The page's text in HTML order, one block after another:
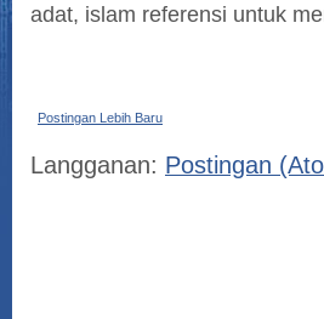
adat, islam referensi untuk
Postingan Lebih Baru
Langganan: Postingan